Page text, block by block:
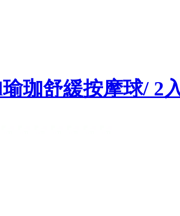
珈舒緩按摩球/ 2